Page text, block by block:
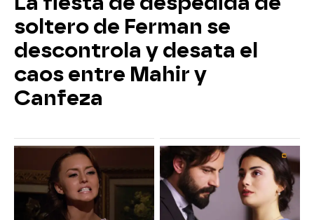
soltero de Ferman se
descontrola y desata el
caos entre Mahir y
Canfeza